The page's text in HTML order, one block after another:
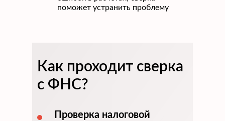
поможет устранить проблему
Как проходит сверка
с ФНС?
Проверка налоговой